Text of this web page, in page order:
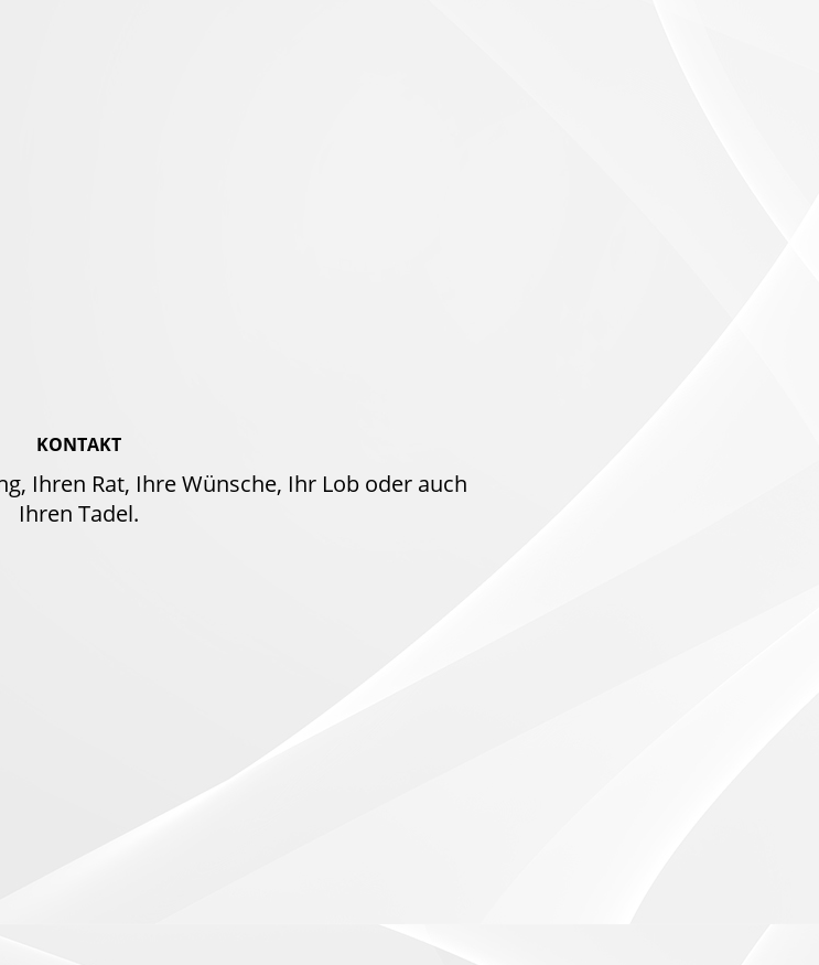
KONTAKT
Ihren Rat, Ihre Wünsche, Ihr Lob oder auch
Ihren Tadel.